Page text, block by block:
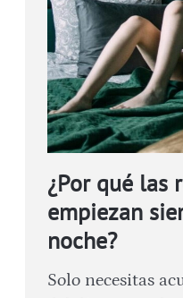
¿Por qué las
empiezan
noche?
Solo necesitas